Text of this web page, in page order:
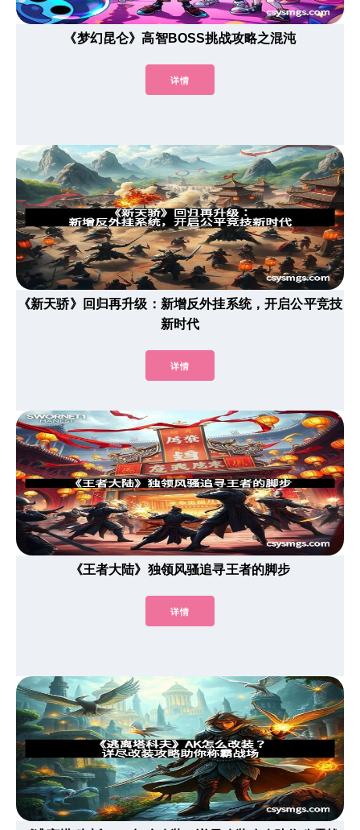
《梦幻昆仑》高智BOSS挑战攻略之混沌
详情
《新天骄》回归再升级：新增反外挂系统，开启公平竞技
新时代
详情
《王者大陆》独领风骚追寻王者的脚步
详情